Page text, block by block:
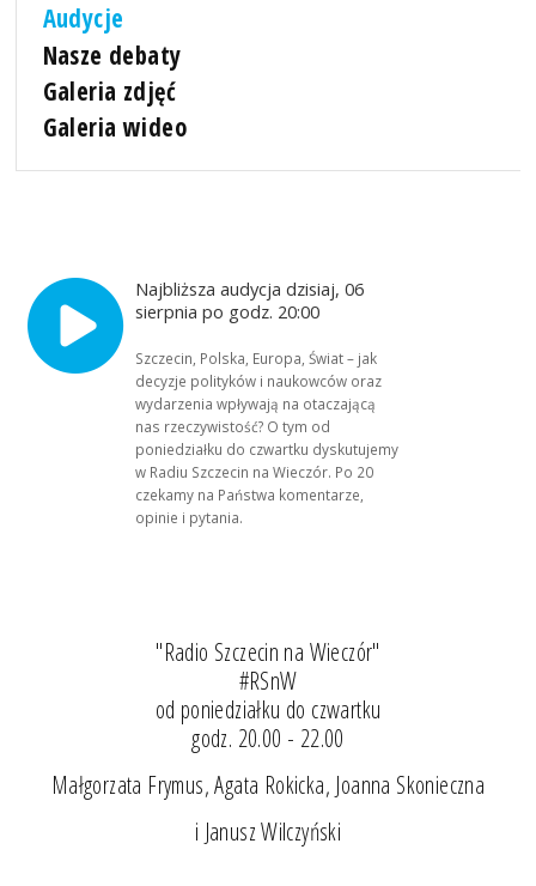
Audycje
Nasze debaty
Galeria zdjęć
Galeria wideo
Najbliższa audycja dzisiaj, 06
sierpnia po godz. 20:00
Szczecin, Polska, Europa, Świat – jak
decyzje polityków i naukowców oraz
wydarzenia wpływają na otaczającą
nas rzeczywistość? O tym od
poniedziałku do czwartku dyskutujemy
w Radiu Szczecin na Wieczór. Po 20
czekamy na Państwa komentarze,
opinie i pytania.
"Radio Szczecin na Wieczór"
#RSnW
od poniedziałku do czwartku
godz. 20.00 - 22.00
Małgorzata Frymus, Agata Rokicka, Joanna Skonieczna
i Janusz Wilczyński